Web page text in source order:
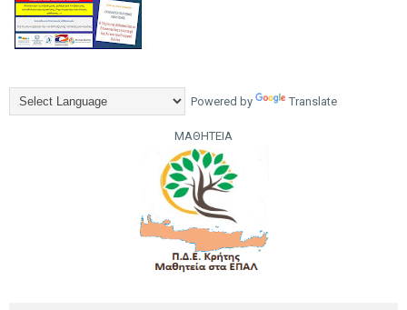
Powered by Translate
ΜΑΘΗΤΕΙΑ